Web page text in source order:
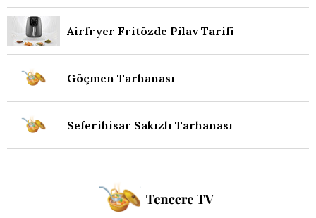
Airfryer Fritözde Pilav Tarifi
Göçmen Tarhanası
Seferihisar Sakızlı Tarhanası